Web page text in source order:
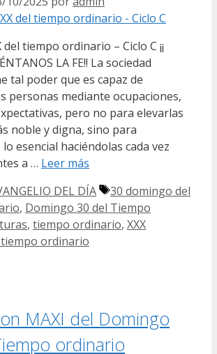
tiempo ordinario – Ciclo C ¡¡
LA FE!! La sociedad
tal poder que es capaz de
personas mediante ocupaciones,
pero no para elevarlas
noble y digna, sino para
esencial haciéndolas cada vez
a … Leer más
DEL DÍA Etiquetas
30 domingo del
, Domingo 30 del Tiempo
, tiempo ordinario, XXX
ordinario
MAXI del Domingo
ordinario